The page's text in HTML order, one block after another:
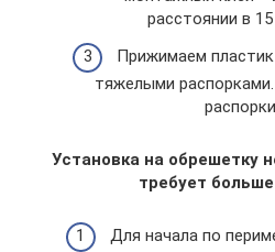
расстоянии в
Прижимаем
тяжелыми
Установка на обрешетку
требует
Для начала по